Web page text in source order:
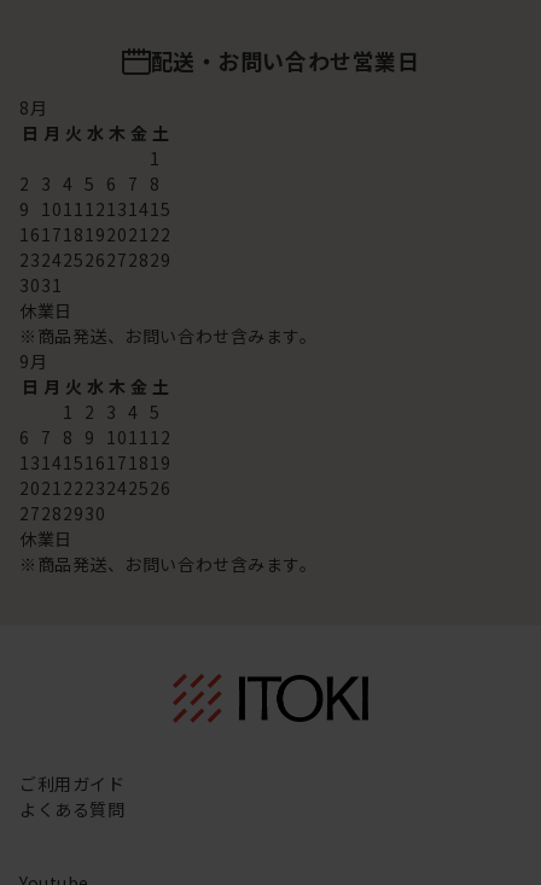
配送・お問い合わせ営業日
8月
日 月 火 水 木 金 土
1
2 3 4 5 6 7 8
9 101112131415
16171819202122
23242526272829
3031
休業日
※商品発送、お問い合わせ含みます。
9月
日 月 火 水 木 金 土
1 2 3 4 5
6 7 8 9 101112
13141516171819
20212223242526
27282930
休業日
※商品発送、お問い合わせ含みます。
ご利用ガイド
よくある質問